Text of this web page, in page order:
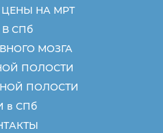
НА МРТ
В СПб
МОЗГА
ПОЛОСТИ
ПОЛОСТИ
в СПб